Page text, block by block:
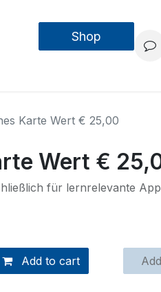
Forschung &
Shop
Karte Wert € 25,00
Wert €
für lernrelevante
Add to cart